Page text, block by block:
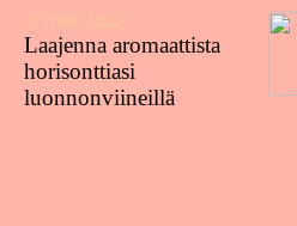
Laajenna aromaattista
horisonttiasi
luonnonviineillä